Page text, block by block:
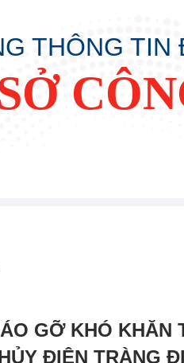
THÔNG
GỠ KHÓ KHĂN
ĐIỆN TRÀNG